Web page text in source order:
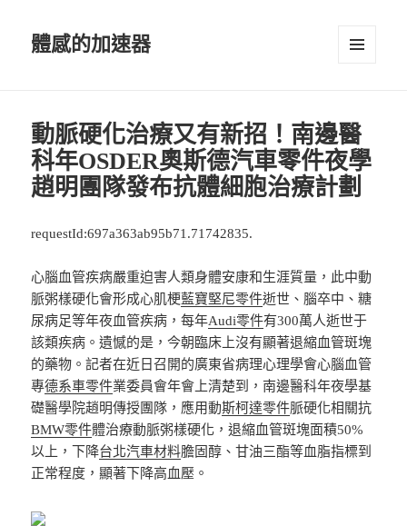
體感的加速器
動脈硬化治療又有新招！南邊醫
科年OSDER奧斯德汽車零件夜學
趙明團隊發布抗體細胞治療計劃
requestId:697a363ab95b71.71742835.
心腦血管疾病嚴重迫害人類身體安康和生涯質量，此中動
脈粥樣硬化會形成心肌梗藍寶堅尼零件逝世、腦卒中、糖
尿病足等年夜血管疾病，每年Audi零件有300萬人逝世于
該類疾病。遺憾的是，今朝臨床上沒有顯著退縮血管斑塊
的藥物。記者在近日召開的廣東省病理心理學會心腦血管
專德系車零件業委員會年會上清楚到，南邊醫科年夜學基
礎醫學院趙明傳授團隊，應用動斯柯達零件脈硬化相關抗
BMW零件體治療動脈粥樣硬化，退縮血管斑塊面積50%
以上，下降台北汽車材料膽固醇、甘油三酯等血脂指標到
正常程度，顯著下降高血壓。